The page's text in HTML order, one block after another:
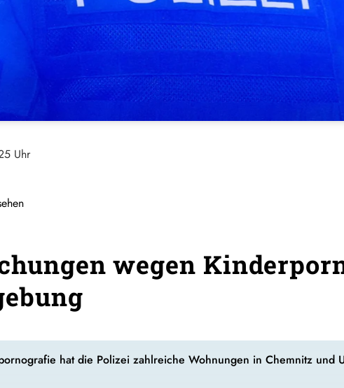
Uhr
wegen
hat die Polizei zahlreiche Wohnungen in Chemnitz und